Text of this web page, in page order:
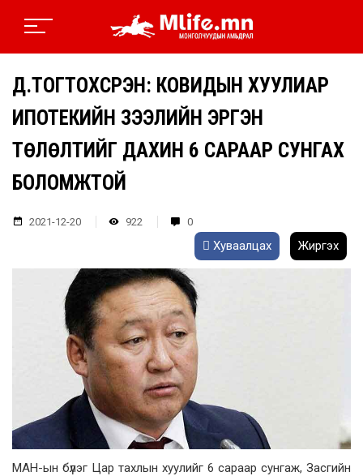
Д.ТОГТОХСҮРЭН: КОВИДЫН ХУУЛИАР
ИПОТЕКИЙН ЗЭЭЛИЙН ЭРГЭН
ТӨЛӨЛТИЙГ ДАХИН 6 САРААР СУНГАХ
БОЛОМЖТОЙ
2021-12-20 922 0
Хуваалцах Жиргэх
МАН-ын бүлэг Цар тахлын хуулийг 6 сараар сунгаж, Засгийн